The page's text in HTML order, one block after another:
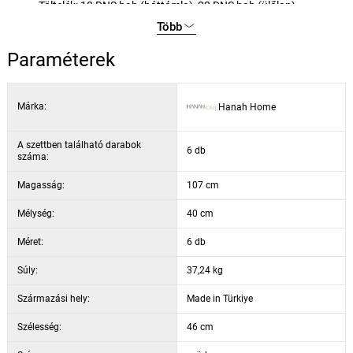
Töltelék: 18 DNS hab (háttámla), 22 DNS hab (ülőlap)
Ülőlap magassága: 70 cm
Szín: szürke / króm
Több
Paraméterek
Márka: Hanah Home
A szettben található darabok
száma:
6 db
Magasság: 107 cm
Mélység: 40 cm
Méret: 6 db
Súly: 37,24 kg
Származási hely: Made in Türkiye
Szélesség: 46 cm